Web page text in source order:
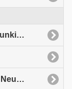
Wahl zum Stadtrat der Kreisstadt Neunkirchen
Wahl zum Kreistag des Landkreises Neunkirchen